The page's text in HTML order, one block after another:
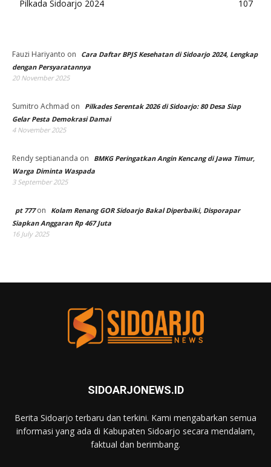
Pilkada Sidoarjo 2024
107
Fauzi Hariyanto on
Cara Daftar BPJS Kesehatan di Sidoarjo 2024, Lengkap
dengan Persyaratannya
20 November 2025
Sumitro Achmad on
Pilkades Serentak 2026 di Sidoarjo: 80 Desa Siap
Gelar Pesta Demokrasi Damai
4 November 2025
Rendy septiananda on
BMKG Peringatkan Angin Kencang di Jawa Timur,
Warga Diminta Waspada
3 September 2025
pt 777on
Kolam Renang GOR Sidoarjo Bakal Diperbaiki, Disporapar
Siapkan Anggaran Rp 467 Juta
16 July 2025
SIDOARJONEWS.ID
Berita Sidoarjo terbaru dan terkini. Kami mengabarkan semua
informasi yang ada di Kabupaten Sidoarjo secara mendalam,
faktual dan berimbang.